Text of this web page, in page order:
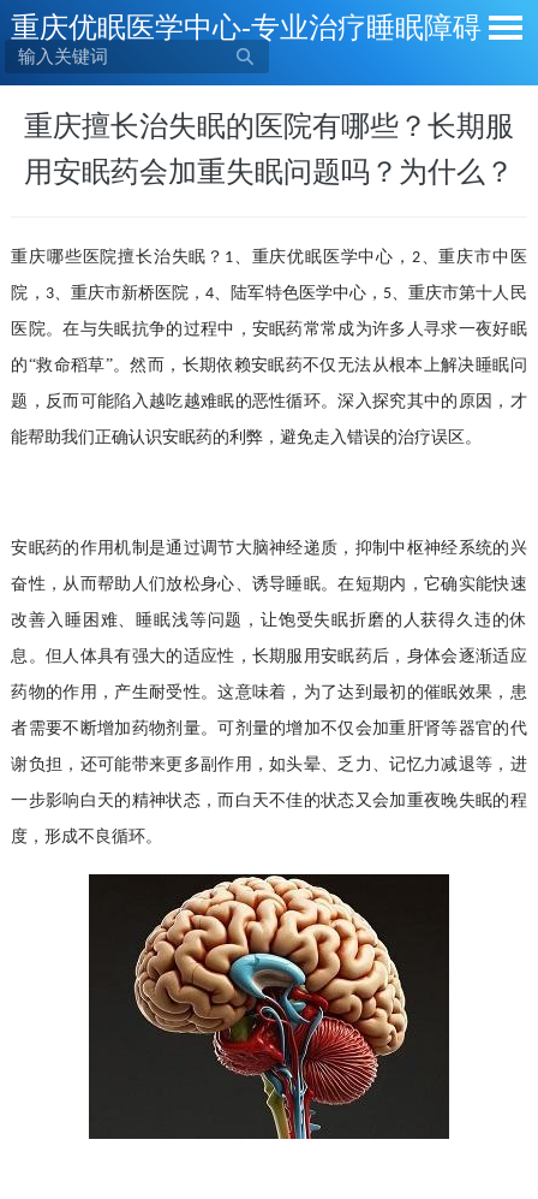
重庆优眠医学中心-专业治疗睡眠障碍

重庆擅长治失眠的医院有哪些？长期服
用安眠药会加重失眠问题吗？为什么？
重庆哪些医院擅长治失眠？ 1、重庆优眠医学中心， 2、重庆市中医
院， 3、重庆市新桥医院，4、陆军特色医学中心， 5、重庆市第十人民
医院。在与失眠抗争的过程中，安眠药常常成为许多人寻求一夜好眠
的“救命稻草”。然而，长期依赖安眠药不仅无法从根本上解决睡眠问
题，反而可能陷入越吃越难眠的恶性循环。深入探究其中的原因，才
能帮助我们正确认识安眠药的利弊，避免走入错误的治疗误区。
安眠药的作用机制是通过调节大脑神经递质，抑制中枢神经系统的兴
奋性，从而帮助人们放松身心、诱导睡眠。在短期内，它确实能快速
改善入睡困难、睡眠浅等问题，让饱受失眠折磨的人获得久违的休
息。但人体具有强大的适应性，长期服用安眠药后，身体会逐渐适应
药物的作用，产生耐受性。这意味着，为了达到最初的催眠效果，患
者需要不断增加药物剂量。可剂量的增加不仅会加重肝肾等器官的代
谢负担，还可能带来更多副作用，如头晕、乏力、记忆力减退等，进
一步影响白天的精神状态，而白天不佳的状态又会加重夜晚失眠的程
度，形成不良循环。